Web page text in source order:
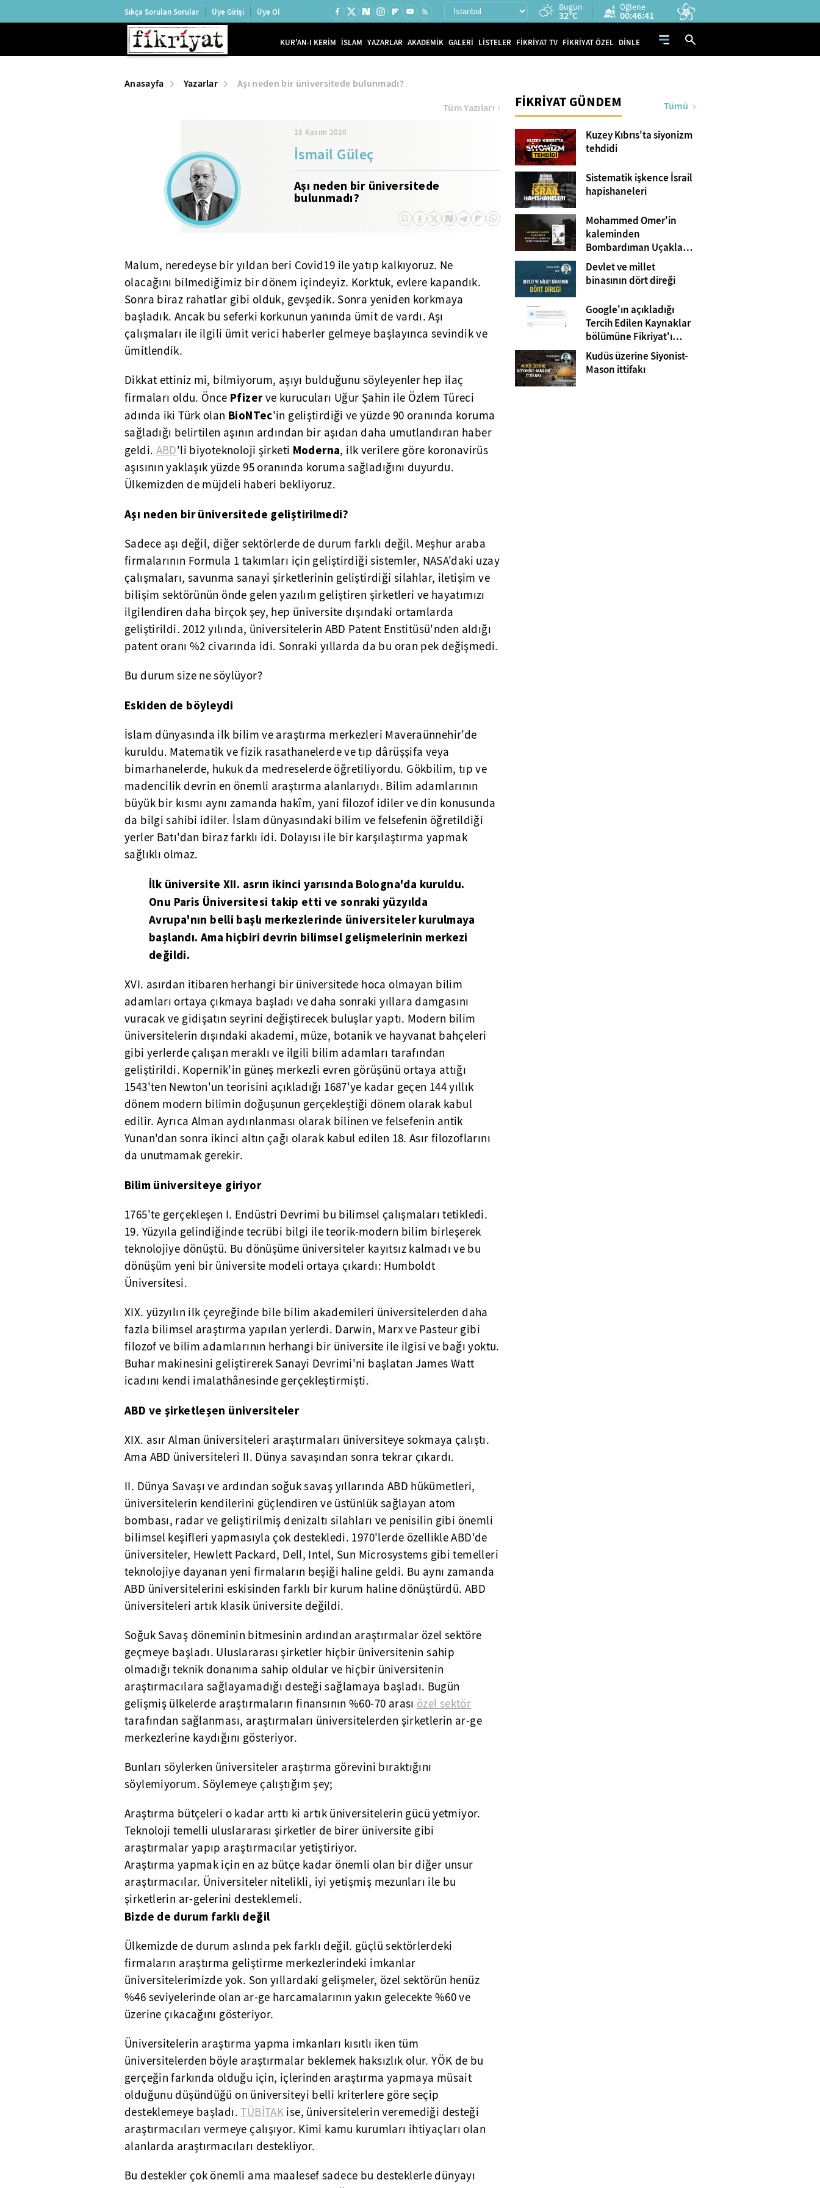
Sıkça Sorulan Sorular Üye Girişi Üye Ol Bugün
32°C
Öğlene
00:46:40
KUR'AN-I KERİM İSLAM YAZARLAR AKADEMİK GALERİ LİSTELER FİKRİYAT TV FİKRİYAT ÖZEL DİNLE
Anasayfa Yazarlar Aşı neden bir üniversitede bulunmadı?
18 Kasım 2020
İsmail Güleç
Aşı neden bir üniversitede
bulunmadı?
Tüm Yazıları
Malum, neredeyse bir yıldan beri Covid19 ile yatıp kalkıyoruz. Ne
olacağını bilmediğimiz bir dönem içindeyiz. Korktuk, evlere kapandık.
Sonra biraz rahatlar gibi olduk, gevşedik. Sonra yeniden korkmaya
başladık. Ancak bu seferki korkunun yanında ümit de vardı. Aşı
çalışmaları ile ilgili ümit verici haberler gelmeye başlayınca sevindik ve
ümitlendik.
Dikkat ettiniz mi, bilmiyorum, aşıyı bulduğunu söyleyenler hep ilaç
firmaları oldu. Önce Pfizerve kurucuları Uğur Şahin ile Özlem Türeci
adında iki Türk olan BioNTec'in geliştirdiği ve yüzde 90 oranında koruma
sağladığı belirtilen aşının ardından bir aşıdan daha umutlandıran haber
geldi. ABD'li biyoteknoloji şirketi Moderna, ilk verilere göre koronavirüs
aşısının yaklaşık yüzde 95 oranında koruma sağladığını duyurdu.
Ülkemizden de müjdeli haberi bekliyoruz.
Aşı neden bir üniversitede geliştirilmedi?
Sadece aşı değil, diğer sektörlerde de durum farklı değil. Meşhur araba
firmalarının Formula 1 takımları için geliştirdiği sistemler, NASA'daki uzay
çalışmaları, savunma sanayi şirketlerinin geliştirdiği silahlar, iletişim ve
bilişim sektörünün önde gelen yazılım geliştiren şirketleri ve hayatımızı
ilgilendiren daha birçok şey, hep üniversite dışındaki ortamlarda
geliştirildi. 2012 yılında, üniversitelerin ABD Patent Enstitüsü'nden aldığı
patent oranı %2 civarında idi. Sonraki yıllarda da bu oran pek değişmedi.
Bu durum size ne söylüyor?
Eskiden de böyleydi
İslam dünyasında ilk bilim ve araştırma merkezleri Maveraünnehir'de
kuruldu. Matematik ve fizik rasathanelerde ve tıp dârüşşifa veya
bimarhanelerde, hukuk da medreselerde öğretiliyordu. Gökbilim, tıp ve
madencilik devrin en önemli araştırma alanlarıydı. Bilim adamlarının
büyük bir kısmı aynı zamanda hakîm, yani filozof idiler ve din konusunda
da bilgi sahibi idiler. İslam dünyasındaki bilim ve felsefenin öğretildiği
yerler Batı'dan biraz farklı idi. Dolayısı ile bir karşılaştırma yapmak
sağlıklı olmaz.
İlk üniversite XII. asrın ikinci yarısında Bologna'da kuruldu.
Onu Paris Üniversitesi takip etti ve sonraki yüzyılda
Avrupa'nın belli başlı merkezlerinde üniversiteler kurulmaya
başlandı. Ama hiçbiri devrin bilimsel gelişmelerinin merkezi
değildi.
XVI. asırdan itibaren herhangi bir üniversitede hoca olmayan bilim
adamları ortaya çıkmaya başladı ve daha sonraki yıllara damgasını
vuracak ve gidişatın seyrini değiştirecek buluşlar yaptı. Modern bilim
üniversitelerin dışındaki akademi, müze, botanik ve hayvanat bahçeleri
gibi yerlerde çalışan meraklı ve ilgili bilim adamları tarafından
geliştirildi. Kopernik'in güneş merkezli evren görüşünü ortaya attığı
1543'ten Newton'un teorisini açıkladığı 1687'ye kadar geçen 144 yıllık
dönem modern bilimin doğuşunun gerçekleştiği dönem olarak kabul
edilir. Ayrıca Alman aydınlanması olarak bilinen ve felsefenin antik
Yunan'dan sonra ikinci altın çağı olarak kabul edilen 18. Asır filozoflarını
da unutmamak gerekir.
Bilim üniversiteye giriyor
1765'te gerçekleşen I. Endüstri Devrimi bu bilimsel çalışmaları tetikledi.
19. Yüzyıla gelindiğinde tecrübi bilgi ile teorik-modern bilim birleşerek
teknolojiye dönüştü. Bu dönüşüme üniversiteler kayıtsız kalmadı ve bu
dönüşüm yeni bir üniversite modeli ortaya çıkardı: Humboldt
Üniversitesi.
XIX. yüzyılın ilk çeyreğinde bile bilim akademileri üniversitelerden daha
fazla bilimsel araştırma yapılan yerlerdi. Darwin, Marx ve Pasteur gibi
filozof ve bilim adamlarının herhangi bir üniversite ile ilgisi ve bağı yoktu.
Buhar makinesini geliştirerek Sanayi Devrimi'ni başlatan James Watt
icadını kendi imalathânesinde gerçekleştirmişti.
ABD ve şirketleşen üniversiteler
XIX. asır Alman üniversiteleri araştırmaları üniversiteye sokmaya çalıştı.
Ama ABD üniversiteleri II. Dünya savaşından sonra tekrar çıkardı.
II. Dünya Savaşı ve ardından soğuk savaş yıllarında ABD hükümetleri,
üniversitelerin kendilerini güçlendiren ve üstünlük sağlayan atom
bombası, radar ve geliştirilmiş denizaltı silahları ve penisilin gibi önemli
bilimsel keşifleri yapmasıyla çok destekledi. 1970'lerde özellikle ABD'de
üniversiteler, Hewlett Packard, Dell, Intel, Sun Microsystems gibi temelleri
teknolojiye dayanan yeni firmaların beşiği haline geldi. Bu aynı zamanda
ABD üniversitelerini eskisinden farklı bir kurum haline dönüştürdü. ABD
üniversiteleri artık klasik üniversite değildi.
Soğuk Savaş döneminin bitmesinin ardından araştırmalar özel sektöre
geçmeye başladı. Uluslararası şirketler hiçbir üniversitenin sahip
olmadığı teknik donanıma sahip oldular ve hiçbir üniversitenin
araştırmacılara sağlayamadığı desteği sağlamaya başladı. Bugün
gelişmiş ülkelerde araştırmaların finansının %60-70 arası özel sektör
tarafından sağlanması, araştırmaları üniversitelerden şirketlerin ar-ge
merkezlerine kaydığını gösteriyor.
Bunları söylerken üniversiteler araştırma görevini bıraktığını
söylemiyorum. Söylemeye çalıştığım şey;
Araştırma bütçeleri o kadar arttı ki artık üniversitelerin gücü yetmiyor.
Teknoloji temelli uluslararası şirketler de birer üniversite gibi
araştırmalar yapıp araştırmacılar yetiştiriyor.
Araştırma yapmak için en az bütçe kadar önemli olan bir diğer unsur
araştırmacılar. Üniversiteler nitelikli, iyi yetişmiş mezunları ile bu
şirketlerin ar-gelerini desteklemeli.
Bizde de durum farklı değil
Ülkemizde de durum aslında pek farklı değil. güçlü sektörlerdeki
firmaların araştırma geliştirme merkezlerindeki imkanlar
üniversitelerimizde yok. Son yıllardaki gelişmeler, özel sektörün henüz
%46 seviyelerinde olan ar-ge harcamalarının yakın gelecekte %60 ve
üzerine çıkacağını gösteriyor.
Üniversitelerin araştırma yapma imkanları kısıtlı iken tüm
üniversitelerden böyle araştırmalar beklemek haksızlık olur. YÖK de bu
gerçeğin farkında olduğu için, içlerinden araştırma yapmaya müsait
olduğunu düşündüğü on üniversiteyi belli kriterlere göre seçip
desteklemeye başladı.TÜBİTAK ise, üniversitelerin veremediği desteği
araştırmacıları vermeye çalışıyor. Kimi kamu kurumları ihtiyaçları olan
alanlarda araştırmacıları destekliyor.
Bu destekler çok önemli ama maalesef sadece bu desteklerle dünyayı
FİKRİYAT GÜNDEM Tümü
Kuzey Kıbrıs'ta siyonizm
tehdidi
Sistematik işkence İsrail
hapishaneleri
Mohammed Omer'in
kaleminden
Bombardıman Uçakları
ve Tanklar Arasında
Gazze
Devlet ve millet
binasının dört direği
Google'ın açıkladığı
Tercih Edilen Kaynaklar
bölümüne Fikriyat'ı
eklemeyi unutmayın!
Kudüs üzerine Siyonist-
Mason ittifakı